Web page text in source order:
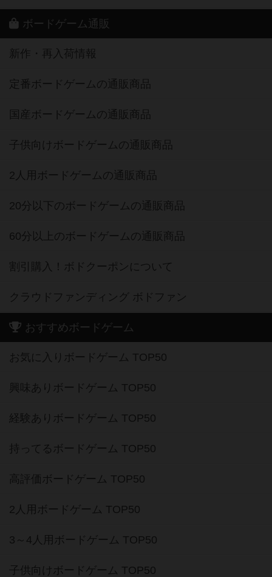
ボードゲーム通販
新作・再入荷情報
定番ボードゲームの通販商品
国産ボードゲームの通販商品
子供向けボードゲームの通販商品
2人用ボードゲームの通販商品
20分以下のボードゲームの通販商品
60分以上のボードゲームの通販商品
割引購入！ボドクーポンについて
クラウドファンディング ボドファン
おすすめボードゲーム
お気に入りボードゲーム TOP50
興味ありボードゲーム TOP50
経験ありボードゲーム TOP50
持ってるボードゲーム TOP50
高評価ボードゲーム TOP50
2人用ボードゲーム TOP50
3～4人用ボードゲーム TOP50
子供向けボードゲーム TOP50